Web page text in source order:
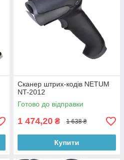
Сканер штрих-кодів NETUM
NT-2012
Готово до відправки
1 474,20 ₴ 1 638 ₴
Купити